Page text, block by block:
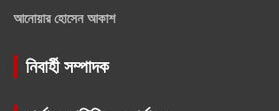
আনোয়ার হোসেন আকাশ
নিবার্হী সম্পাদক